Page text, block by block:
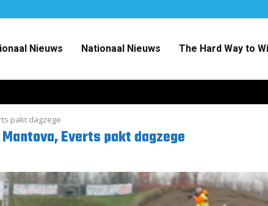
Nieuws Nationaal Nieuws The Hard Way to
pakt dagzege
Everts pakt dagzege